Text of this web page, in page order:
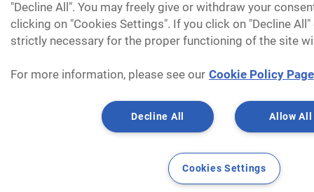
"Decline All". You may freely give or withdraw your
clicking on "Cookies Settings". If you click on "Decline
strictly necessary for the proper functioning of the site
For more information, please see our Cookie Policy Page
Allow All
Decline All
Cookies Settings